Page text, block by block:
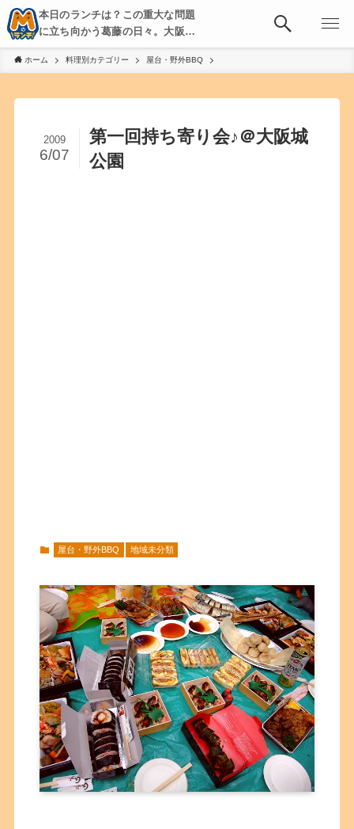
本日のランチは？この重大な問題
に立ち向かう葛藤の日々。大阪・
京都・神戸を中心とした食べ歩
き、飲み歩きを綴る。
ホーム 料理別カテゴリー 屋台・野外BBQ
第一回持ち寄り会♪＠大阪城
公園
2009
6/07
屋台・野外BBQ 地域未分類